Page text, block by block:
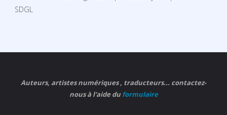
SDGL
Auteurs, artistes numériques , traducteurs... contactez-
nous à l'aide du formulaire